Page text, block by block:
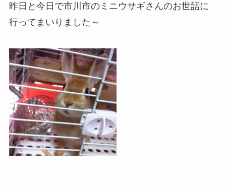
昨日と今日で市川市のミニウサギさんのお世話に
行ってまいりました～